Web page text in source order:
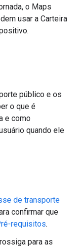
o Maps
usar a Carteira
público e os
o que é
e como
quando ele
de transporte
confirmar que
requisitos.
para as